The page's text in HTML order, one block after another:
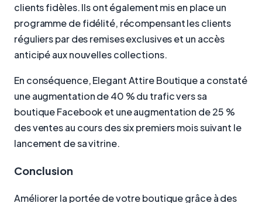
clients fidèles. Ils ont également mis en place un
programme de fidélité, récompensant les clients
réguliers par des remises exclusives et un accès
anticipé aux nouvelles collections.
En conséquence, Elegant Attire Boutique a constaté
une augmentation de 40 % du trafic vers sa
boutique Facebook et une augmentation de 25 %
des ventes au cours des six premiers mois suivant le
lancement de sa vitrine.
Conclusion
Améliorer la portée de votre boutique grâce à des